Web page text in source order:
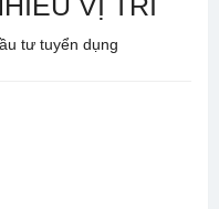
tư tuyển dụng